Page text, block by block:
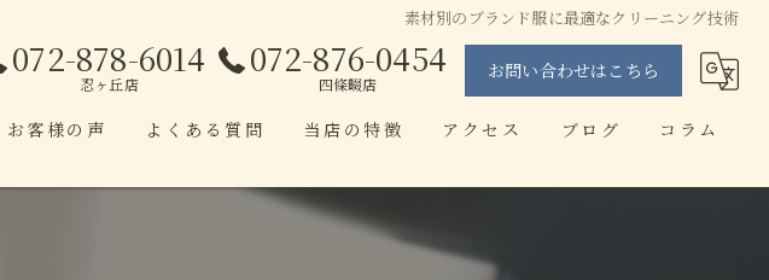
素材別のブランド服に最適なクリーニング技術
072-878-6014
忍ヶ丘店
072-876-0454
四條畷店
お問い合わせはこちら
お客様の声 よくある質問 当店の特徴
当日仕上げ
アクセス
せんたく工房 四條畷店
ブログ コラム